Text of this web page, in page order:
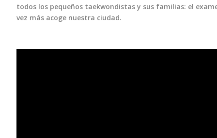
todos los pequeños taekwondistas y sus familias: el
vez más acoge nuestra ciudad.